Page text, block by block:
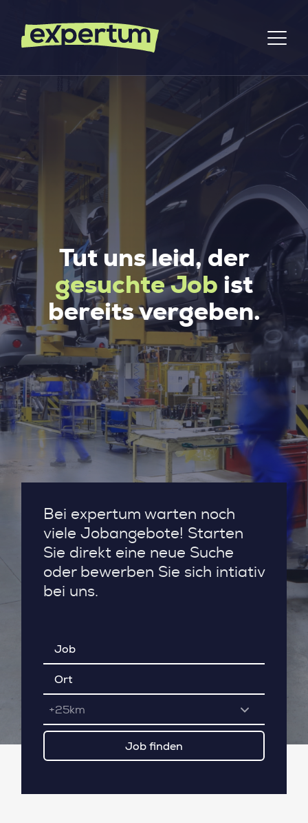
Tut uns leid, der
gesuchte Job ist
bereits vergeben.
Bei expertum warten noch
viele Jobangebote! Starten
Sie direkt eine neue Suche
oder bewerben Sie sich intiativ
bei uns.
+25km